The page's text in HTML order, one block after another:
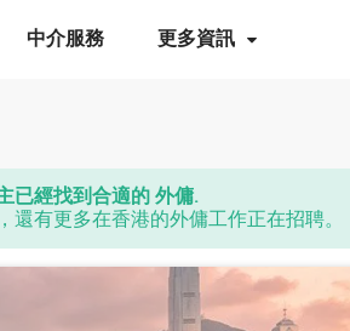
中介服務 更多資訊
已經找到合適的 外傭.
還有更多在香港的外傭工作正在招聘。